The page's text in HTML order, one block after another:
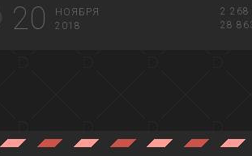
20
НОЯБРЯ
2018
2 268
28